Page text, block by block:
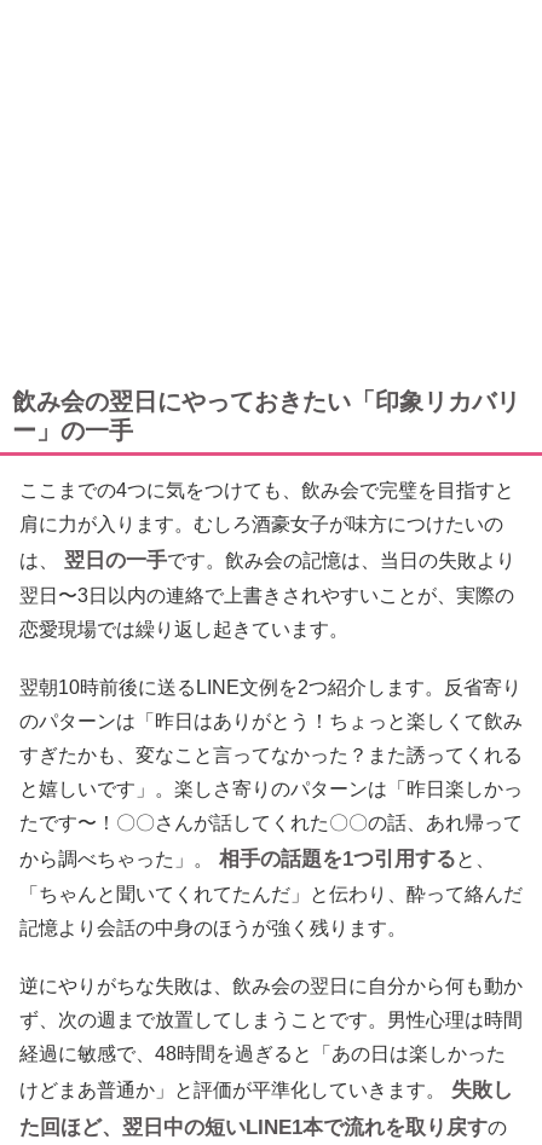
飲み会の翌日にやっておきたい「印象リカバリ
ー」の一手
ここまでの4つに気をつけても、飲み会で完璧を目指すと
肩に力が入ります。むしろ酒豪女子が味方につけたいの
は、
翌日の一手です。飲み会の記憶は、当日の失敗より
翌日〜3日以内の連絡で上書きされやすいことが、実際の
恋愛現場では繰り返し起きています。
翌朝10時前後に送るLINE文例を2つ紹介します。反省寄り
のパターンは「昨日はありがとう！ちょっと楽しくて飲み
すぎたかも、変なこと言ってなかった？また誘ってくれる
と嬉しいです」。楽しさ寄りのパターンは「昨日楽しかっ
たです〜！〇〇さんが話してくれた〇〇の話、あれ帰って
から調べちゃった」。
相手の話題を1つ引用すると、
「ちゃんと聞いてくれてたんだ」と伝わり、酔って絡んだ
記憶より会話の中身のほうが強く残ります。
逆にやりがちな失敗は、飲み会の翌日に自分から何も動か
ず、次の週まで放置してしまうことです。男性心理は時間
経過に敏感で、48時間を過ぎると「あの日は楽しかった
けどまあ普通か」と評価が平準化していきます。
失敗し
た回ほど、翌日中の短いLINE1本で流れを取り戻すの